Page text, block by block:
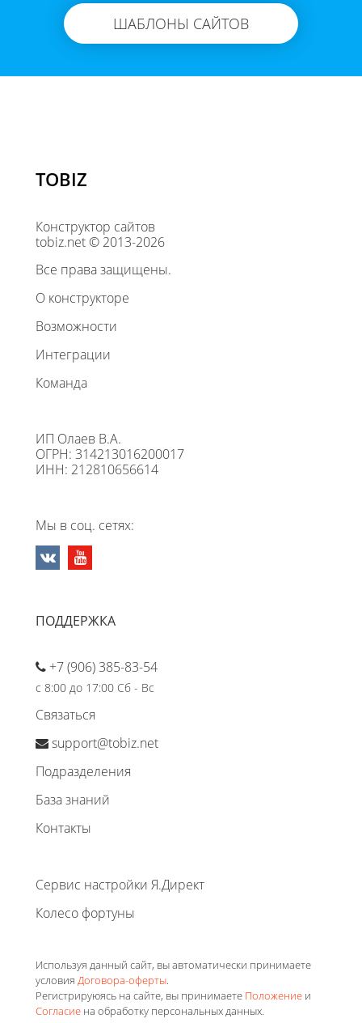
ШАБЛОНЫ САЙТОВ
TOBIZ
Конструктор сайтов
tobiz.net © 2013-2026
Все права защищены.
О конструкторе
Возможности
Интеграции
Команда
ИП Олаев В.А.
ОГРН: 314213016200017
ИНН: 212810656614
Мы в соц. сетях:
ПОДДЕРЖКА
+7 (906) 385-83-54
с 8:00 до 17:00 Сб - Вс
Связаться
support@tobiz.net
Подразделения
База знаний
Контакты
Сервис настройки Я.Директ
Колесо фортуны
Используя данный сайт, вы автоматически принимаете
условия Договора-оферты.
Регистрируюясь на сайте, вы принимаете Положение и
Согласие на обработку персональных данных.